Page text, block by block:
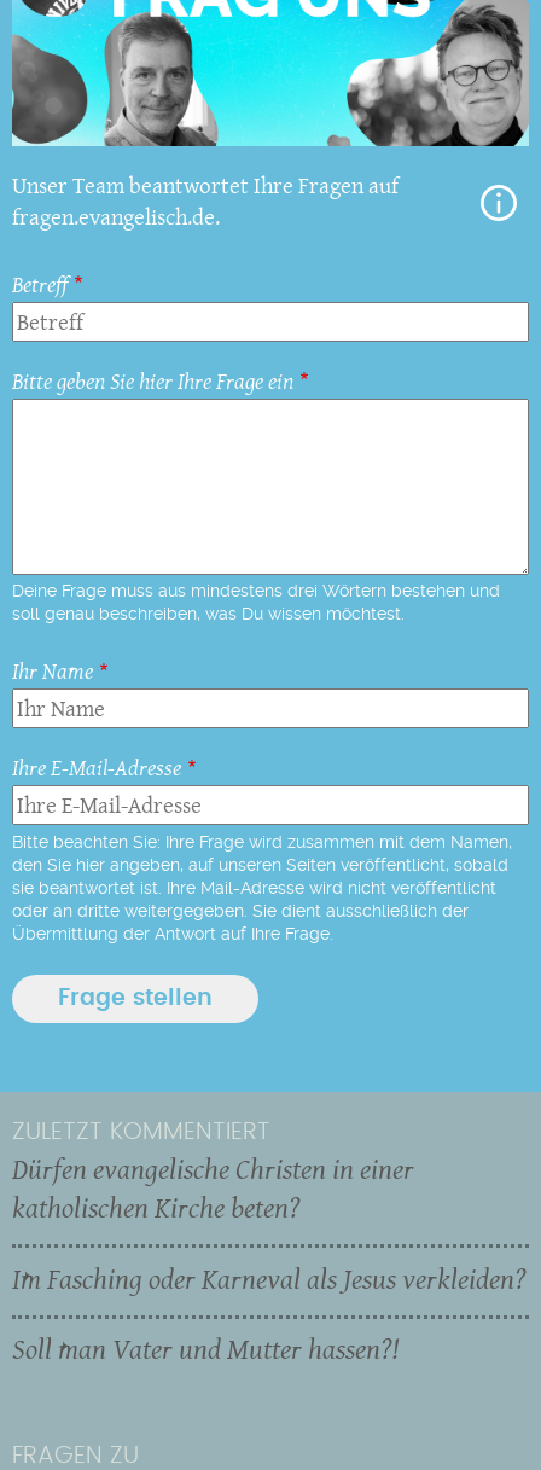
Unser Team beantwortet Ihre Fragen auf
fragen.evangelisch.de.
Betreff
Bitte geben Sie hier Ihre Frage ein
Deine Frage muss aus mindestens drei Wörtern bestehen und
soll genau beschreiben, was Du wissen möchtest.
Ihr Name
Ihre E-Mail-Adresse
Bitte beachten Sie: Ihre Frage wird zusammen mit dem Namen,
den Sie hier angeben, auf unseren Seiten veröffentlicht, sobald
sie beantwortet ist. Ihre Mail-Adresse wird nicht veröffentlicht
oder an dritte weitergegeben. Sie dient ausschließlich der
Übermittlung der Antwort auf Ihre Frage.
ZULETZT KOMMENTIERT
Dürfen evangelische Christen in einer
katholischen Kirche beten?
Im Fasching oder Karneval als Jesus verkleiden?
Soll man Vater und Mutter hassen?!
FRAGEN ZU